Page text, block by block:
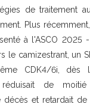
de traitement
Plus
à l'ASCO
le camizestrant, un
CDK4/6i, dès
réduisait de
et retardait de